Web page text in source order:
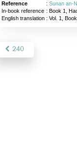
Reference : Sunan an-
In-book reference : Book 1,
English translation: Vol. 1,
240